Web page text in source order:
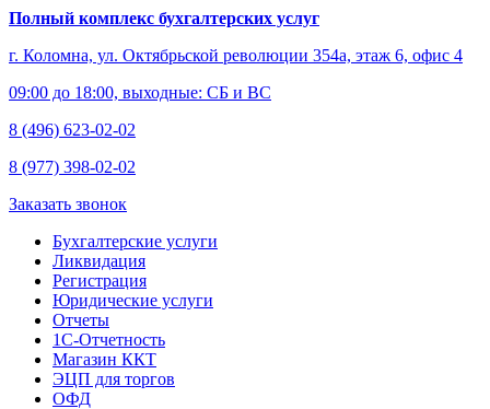
Полный комплекс бухгалтерских услуг
г. Коломна, ул. Октябрьской революции 354а, этаж 6, офис 4
09:00 до 18:00, выходные: СБ и ВС
8 (496) 623-02-02
8 (977) 398-02-02
Заказать звонок
Бухгалтерские услуги
Ликвидация
Регистрация
Юридические услуги
Отчеты
1С-Отчетность
Магазин ККТ
ЭЦП для торгов
ОФД